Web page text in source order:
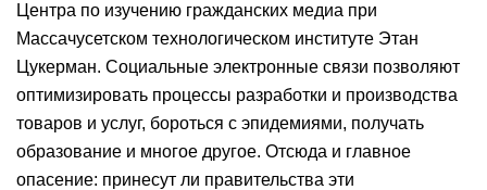
Центра по изучению гражданских медиа при
Массачусетском технологическом институте Этан
Цукерман. Социальные электронные связи позволяют
оптимизировать процессы разработки и производства
товаров и услуг, бороться с эпидемиями, получать
образование и многое другое. Отсюда и главное
опасение: принесут ли правительства эти